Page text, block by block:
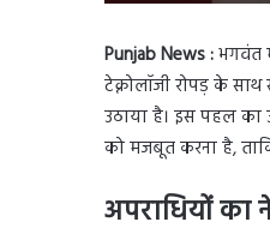
Punjab News :भगवंत
टेक्नोलॉजी रोपड़ के
उठाया है। इस पहल का
को मजबूत करना है,
अपराधियों का